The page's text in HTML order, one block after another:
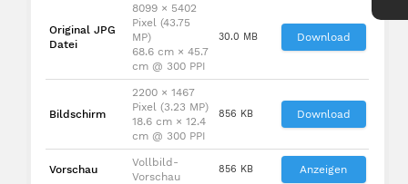
Original JPG
Datei
8099 × 5402
Pixel (43.75
MP)
68.6 cm × 45.7
cm @ 300 PPI
30.0 MB Download
Bildschirm
2200 × 1467
Pixel (3.23 MP)
18.6 cm × 12.4
cm @ 300 PPI
856 KB Download
Vorschau
Vollbild-
Vorschau
856 KB Anzeigen